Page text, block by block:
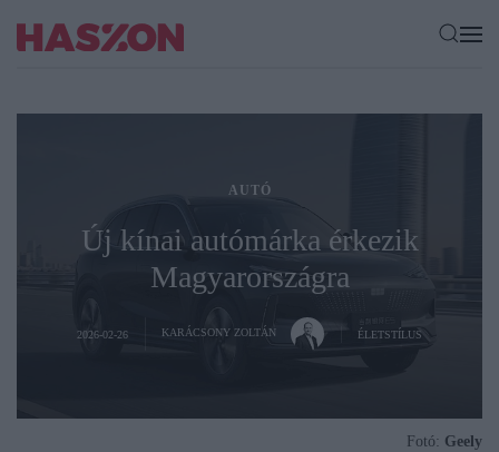
AUTÓ
Új kínai autómárka érkezik
Magyarországra
2026-02-26 KARÁCSONY ZOLTÁN ÉLETSTÍLUS
Fotó: Geely